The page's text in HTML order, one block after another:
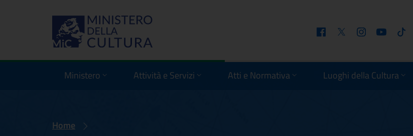
FacebookTwitter InstagramYoutube Tiktok
Ministero Attività e Servizi Atti e Normativa Luoghi della Cultura
Home